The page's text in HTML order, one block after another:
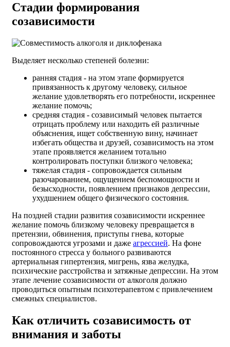
Стадии формирования
созависимости
Выделяет несколько степеней болезни:
ранняя стадия - на этом этапе формируется
привязанность к другому человеку, сильное
желание удовлетворять его потребности, искреннее
желание помочь;
средняя стадия - созависимый человек пытается
отрицать проблему или находить ей различные
объяснения, ищет собственную вину, начинает
избегать общества и друзей, созависимость на этом
этапе проявляется желанием тотально
контролировать поступки близкого человека;
тяжелая стадия - сопровождается сильным
разочарованием, ощущением беспомощности и
безысходности, появлением признаков депрессии,
ухудшением общего физического состояния.
На поздней стадии развития созависимости искреннее
желание помочь близкому человеку превращается в
претензии, обвинения, приступы гнева, которые
сопровождаются угрозами и даже агрессией. На фоне
постоянного стресса у больного развиваются
артериальная гипертензия, мигрень, язва желудка,
психические расстройства и затяжные депрессии. На этом
этапе лечение созависимости от алкоголя должно
проводиться опытным психотерапевтом с привлечением
смежных специалистов.
Как отличить созависимость от
внимания и заботы